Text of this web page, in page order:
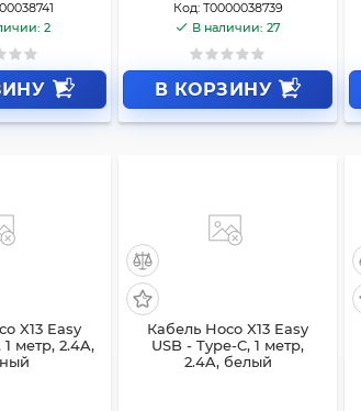
2
Код: Т0000038739
В наличии: 27
В КОРЗИНУ
X13 Easy
1 метр, 2.4A,
Кабель Hoco X13 Easy
USB - Type-C, 1 метр,
2.4A, белый